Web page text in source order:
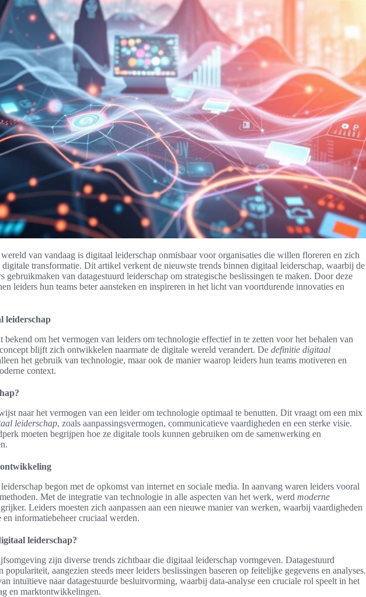
van vandaag is digitaal leiderschap onmisbaar voor organisaties die willen floreren en zich
digitale transformatie. Dit artikel verkent de nieuwste trends binnen digitaal leiderschap, waarbij de
gebruikmaken van datagestuurd leiderschap om strategische beslissingen te maken. Door deze
leiders hun teams beter aansteken en inspireren in het licht van voortdurende innovaties en
leiderschap
bekend om het vermogen van leiders om technologie effectief in te zetten voor het behalen van
blijft zich ontwikkelen naarmate de digitale wereld verandert. De definitie digitaal
het gebruik van technologie, maar ook de manier waarop leiders hun teams motiveren en
context.
naar het vermogen van een leider om technologie optimaal te benutten. Dit vraagt om een mix
leiderschap, zoals aanpassingsvermogen, communicatieve vaardigheden en een sterke visie.
moeten begrijpen hoe ze digitale tools kunnen gebruiken om de samenwerking en
begon met de opkomst van internet en sociale media. In aanvang waren leiders vooral
Met de integratie van technologie in alle aspecten van het werk, werd moderne
Leiders moesten zich aanpassen aan een nieuwe manier van werken, waarbij vaardigheden
informatiebeheer cruciaal werden.
leiderschap?
zijn diverse trends zichtbaar die digitaal leiderschap vormgeven. Datagestuurd
populariteit, aangezien steeds meer leiders beslissingen baseren op feitelijke gegevens en analyses.
intuïtieve naar datagestuurde besluitvorming, waarbij data-analyse een cruciale rol speelt in het
en marktontwikkelingen.